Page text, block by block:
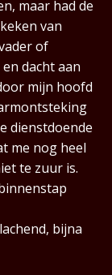
maar had de
van
of
dacht aan
mijn hoofd
dienstdoende
me nog heel
te zuur is.
bijna